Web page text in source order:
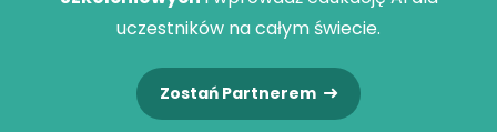
uczestników na całym świecie.
Zostań Partnerem